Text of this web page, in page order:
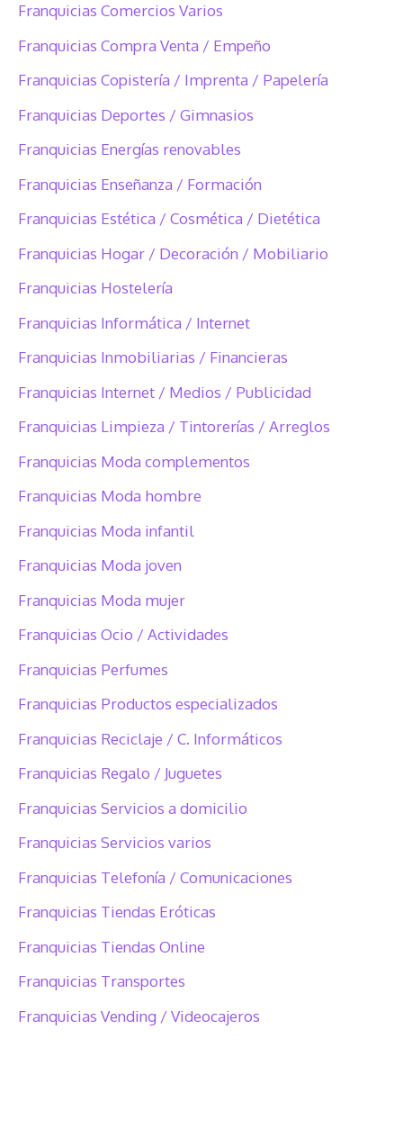
Franquicias Comercios Varios
Franquicias Compra Venta / Empeño
Franquicias Copistería / Imprenta / Papelería
Franquicias Deportes / Gimnasios
Franquicias Energías renovables
Franquicias Enseñanza / Formación
Franquicias Estética / Cosmética / Dietética
Franquicias Hogar / Decoración / Mobiliario
Franquicias Hostelería
Franquicias Informática / Internet
Franquicias Inmobiliarias / Financieras
Franquicias Internet / Medios / Publicidad
Franquicias Limpieza / Tintorerías / Arreglos
Franquicias Moda complementos
Franquicias Moda hombre
Franquicias Moda infantil
Franquicias Moda joven
Franquicias Moda mujer
Franquicias Ocio / Actividades
Franquicias Perfumes
Franquicias Productos especializados
Franquicias Reciclaje / C. Informáticos
Franquicias Regalo / Juguetes
Franquicias Servicios a domicilio
Franquicias Servicios varios
Franquicias Telefonía / Comunicaciones
Franquicias Tiendas Eróticas
Franquicias Tiendas Online
Franquicias Transportes
Franquicias Vending / Videocajeros